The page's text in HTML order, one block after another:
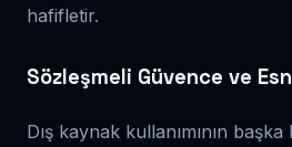
hafifletir.
Sözleşmeli Güvence ve
Dış kaynak kullanımının